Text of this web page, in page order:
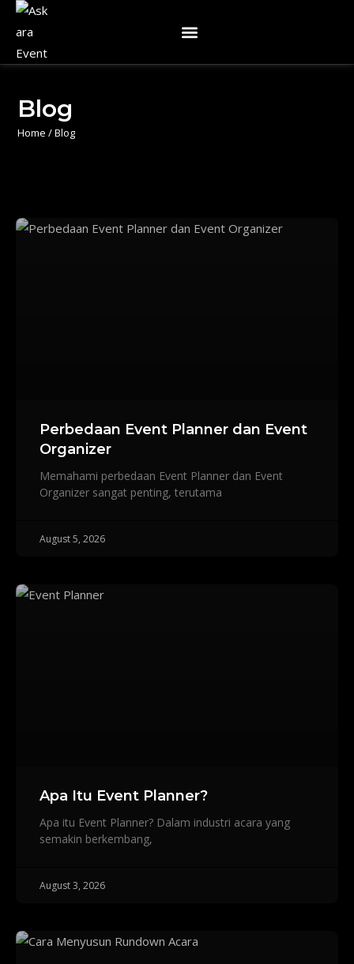
Blog
Home /Blog
Perbedaan Event Planner dan Event
Organizer
Memahami perbedaan Event Planner dan Event
Organizer sangat penting, terutama
August 5, 2026
Apa Itu Event Planner?
Apa itu Event Planner? Dalam industri acara yang
semakin berkembang,
August 3, 2026